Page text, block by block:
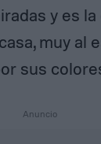
y es
muy al
sus